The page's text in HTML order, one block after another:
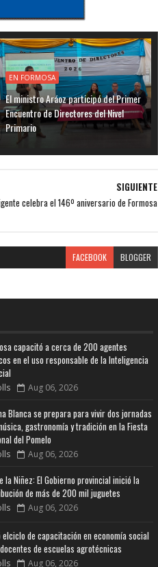
EN FORMOSA
El ministro Aráoz participó del Primer
Encuentro de Directores del Nivel
Primario
SIGUIENTE
celebra el 146º aniversario de Formosa
FACEBOOK BLOGGER
capacitó a cerca de 200 agentes
en el uso responsable de la Inteligencia
Aug 06, 2026
Blanca se prepara para vivir dos jornadas
gastronomía y tradición en la Fiesta
del Pomelo
Aug 06, 2026
la Niñez: El Gobierno provincial inició la
de más de 200 mil juguetes
Aug 06, 2026
de capacitación en economía social
de escuelas agrotécnicas
Aug 06, 2026